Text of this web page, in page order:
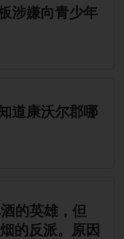
涉嫌向青少年
道康沃尔郡哪
的英雄，但
的反派。原因